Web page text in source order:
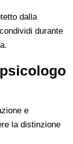
dalla
durante
e
la distinzione